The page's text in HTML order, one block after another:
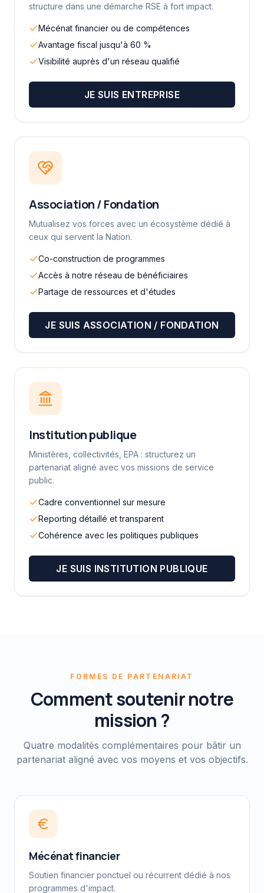
structure dans une démarche RSE à fort impact.
Mécénat financier ou de compétences
Avantage fiscal jusqu'à 60 %
Visibilité auprès d'un réseau qualifié
JE SUIS ENTREPRISE
Association / Fondation
Mutualisez vos forces avec un écosystème dédié à
ceux qui servent la Nation.
Co-construction de programmes
Accès à notre réseau de bénéficiaires
Partage de ressources et d'études
JE SUIS ASSOCIATION / FONDATION
Institution publique
Ministères, collectivités, EPA : structurez un
partenariat aligné avec vos missions de service
public.
Cadre conventionnel sur mesure
Reporting détaillé et transparent
Cohérence avec les politiques publiques
JE SUIS INSTITUTION PUBLIQUE
FORMES DE PARTENARIAT
Comment soutenir notre
mission ?
Quatre modalités complémentaires pour bâtir un
partenariat aligné avec vos moyens et vos objectifs.
Mécénat financier
Soutien financier ponctuel ou récurrent dédié à nos
programmes d'impact.